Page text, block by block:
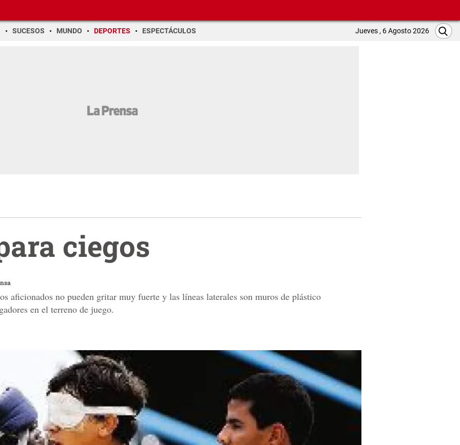
SUCESOS MUNDO DEPORTES ESPECTÁCULOS Jueves , 6 Agosto 2026
ciegos
aficionados no pueden gritar muy fuerte y las líneas laterales son muros de plástico
en el terreno de juego.